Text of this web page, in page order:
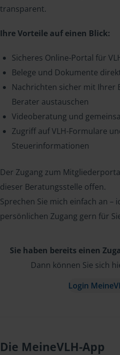
transparent.
Ihre Vorteile auf einen Blick:
Sicheres Online-Portal für
Belege und Dokumente
Nachrichten sicher mit Ihrer
Berater austauschen
Videoberatung und
Zugriff auf VLH-Formulare
Steuerinformationen
Der Zugang zum
dieser Beratungsstelle offen.
Sprechen Sie mich einfach an –
persönlichen Zugang gern für
Sie haben bereits einen
Dann können Sie sich
Login
Die MeineVLH-App